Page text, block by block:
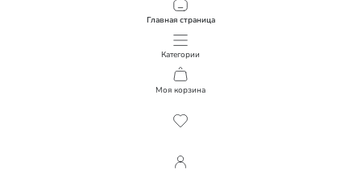
Главная страница
Категории
Моя корзина
ЮРИДИЧЕСКИЕ ДОКУМЕНТЫ
Скачать наше приложение